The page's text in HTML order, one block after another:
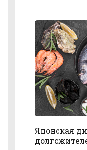
Японская